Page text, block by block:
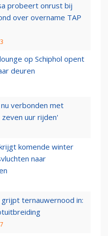
probeert onrust bij
over overname TAP
op Schiphol opent
deuren
verbonden met
uur rijden'
komende winter
naar
ternauwernood in: